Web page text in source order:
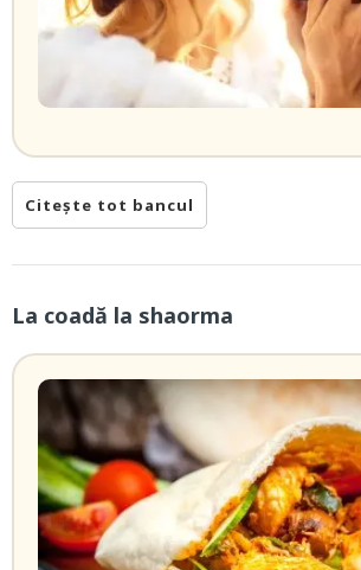
Citește tot bancul
La coadă la shaorma